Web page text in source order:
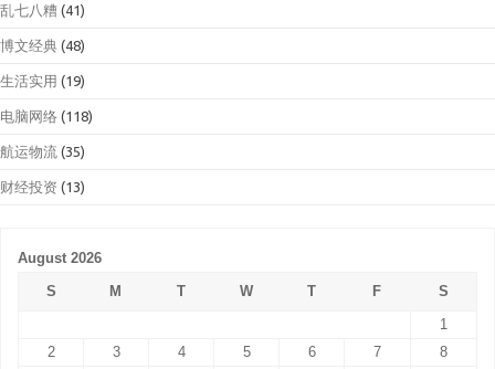
乱七八糟 (41)
博文经典 (48)
生活实用 (19)
电脑网络 (118)
航运物流 (35)
财经投资 (13)
August 2026
S
M T W T F
S
1
2
3 4 5 6 7
8